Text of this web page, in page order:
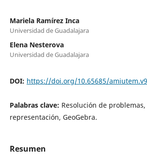
Mariela Ramírez Inca
Universidad de Guadalajara
Elena Nesterova
Universidad de Guadalajara
DOI: https://doi.org/10.65685/
Palabras clave: Resolución de
representación, GeoGebra.
Resumen